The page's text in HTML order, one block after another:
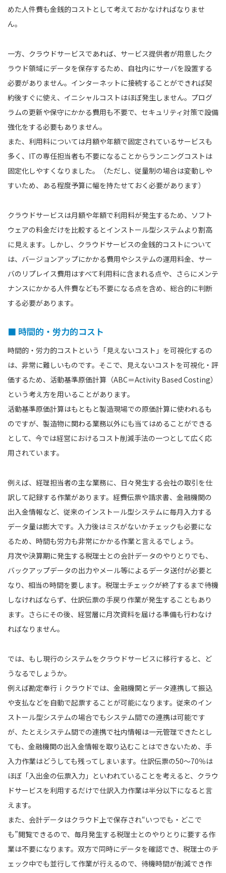
めた人件費も金銭的コストとして考えておかなければなりませ
ん。
一方、クラウドサービスであれば、サービス提供者が用意したク
ラウド領域にデータを保存するため、自社内にサーバを設置する
必要がありません。インターネットに接続することができれば契
約後すぐに使え、イニシャルコストはほぼ発生しません。プログ
ラムの更新や保守にかかる費用も不要で、セキュリティ対策で設備
強化をする必要もありません。
また、利用料については月額や年額で固定されているサービスも
多く、ITの専任担当者も不要になることからランニングコストは
固定化しやすくなりました。（ただし、従量制の場合は変動しや
すいため、ある程度予算に幅を持たせておく必要があります）
クラウドサービスは月額や年額で利用料が発生するため、ソフト
ウェアの料金だけを比較するとインストール型システムより割高
に見えます。しかし、クラウドサービスの金銭的コストについて
は、バージョンアップにかかる費用やシステムの運用料金、サー
バのリプレイス費用はすべて利用料に含まれる点や、さらにメンテ
ナンスにかかる人件費なども不要になる点を含め、総合的に判断
する必要があります。
■ 時間的・労力的コスト
時間的・労力的コストという「見えないコスト」を可視化するの
は、非常に難しいものです。そこで、見えないコストを可視化・評
価するため、活動基準原価計算（ABC＝Activity Based Costing）
という考え方を用いることがあります。
活動基準原価計算はもともと製造現場での原価計算に使われるも
のですが、製造物に関わる業務以外にも当てはめることができる
として、今では経営におけるコスト削減手法の一つとして広く応
用されています。
例えば、経理担当者の主な業務に、日々発生する会社の取引を仕
訳して記録する作業があります。経費伝票や請求書、金融機関の
出入金情報など、従来のインストール型システムに毎月入力する
データ量は膨大です。入力後はミスがないかチェックも必要にな
るため、時間も労力も非常にかかる作業と言えるでしょう。
月次や決算期に発生する税理士との会計データのやりとりでも、
バックアップデータの出力やメール等によるデータ送付が必要と
なり、相当の時間を要します。税理士チェックが終了するまで待機
しなければならず、仕訳伝票の手戻り作業が発生することもあり
ます。さらにその後、経営層に月次資料を届ける準備も行わなけ
ればなりません。
では、もし現行のシステムをクラウドサービスに移行すると、ど
うなるでしょうか。
例えば勘定奉行ｉクラウドでは、金融機関とデータ連携して振込
や支払などを自動で起票することが可能になります。従来のイン
ストール型システムの場合でもシステム間での連携は可能です
が、たとえシステム間での連携で社内情報は一元管理できたとし
ても、金融機関の出入金情報を取り込むことはできないため、手
入力作業はどうしても残ってしまいます。仕訳伝票の50～70％は
ほぼ「入出金の伝票入力」といわれていることを考えると、クラウ
ドサービスを利用するだけで仕訳入力作業は半分以下になると言
えます。
また、会計データはクラウド上で保存され“いつでも・どこで
も”閲覧できるので、毎月発生する税理士とのやりとりに要する作
業は不要になります。双方で同時にデータを確認でき、税理士のチ
ェック中でも並行して作業が行えるので、待機時間が削減でき作